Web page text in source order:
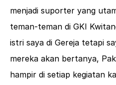
menjadi suporter yang
teman-teman di GKI
istri saya di Gereja tetapi
mereka akan bertanya,
hampir di setiap kegiatan